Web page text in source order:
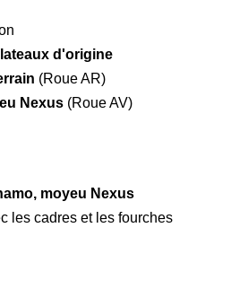
d'origine
(Roue AR)
Nexus (Roue AV)
moyeu Nexus
les cadres et les fourches